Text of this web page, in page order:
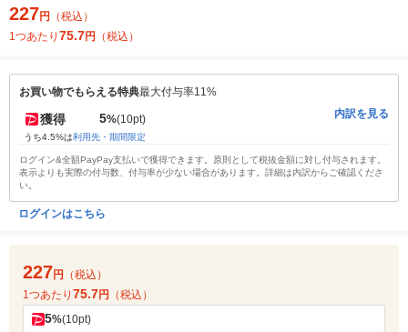
227円
（税込）
1つあたり 75.7円 （税込）
お買い物でもらえる特典最大付与率11%
獲得 5%(10pt)
うち4.5%は利用先・期間限定
内訳を見る
ログイン&全額PayPay支払いで獲得できます。原則として税抜金額に対し付与されます。
表示よりも実際の付与数、付与率が少ない場合があります。詳細は内訳からご確認くださ
い。
ログインはこちら
227円
（税込）
1つあたり 75.7円 （税込）
5%(10pt)